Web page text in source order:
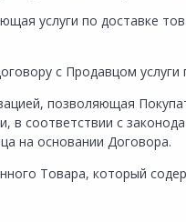
услуги по доставке
с Продавцом услуги
позволяющая
соответствии с
на основании Договора.
Товара, который